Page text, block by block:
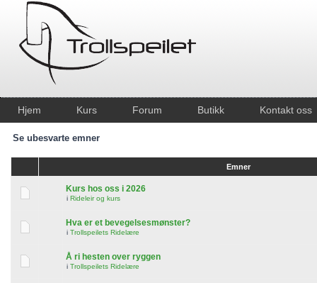
Hjem Kurs Forum Butikk Kontakt oss
Se ubesvarte emner
Emner
Kurs hos oss i 2026
i Rideleir og kurs
Hva er et bevegelsesmønster?
i Trollspeilets Ridelære
Å ri hesten over ryggen
i Trollspeilets Ridelære